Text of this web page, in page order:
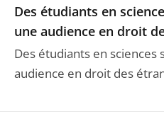
Des étudiants en
une audience en droit
Des étudiants en sciences
audience en droit des